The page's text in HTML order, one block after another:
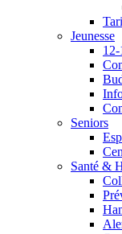
Jeunesse
12-
Seniors
Santé &